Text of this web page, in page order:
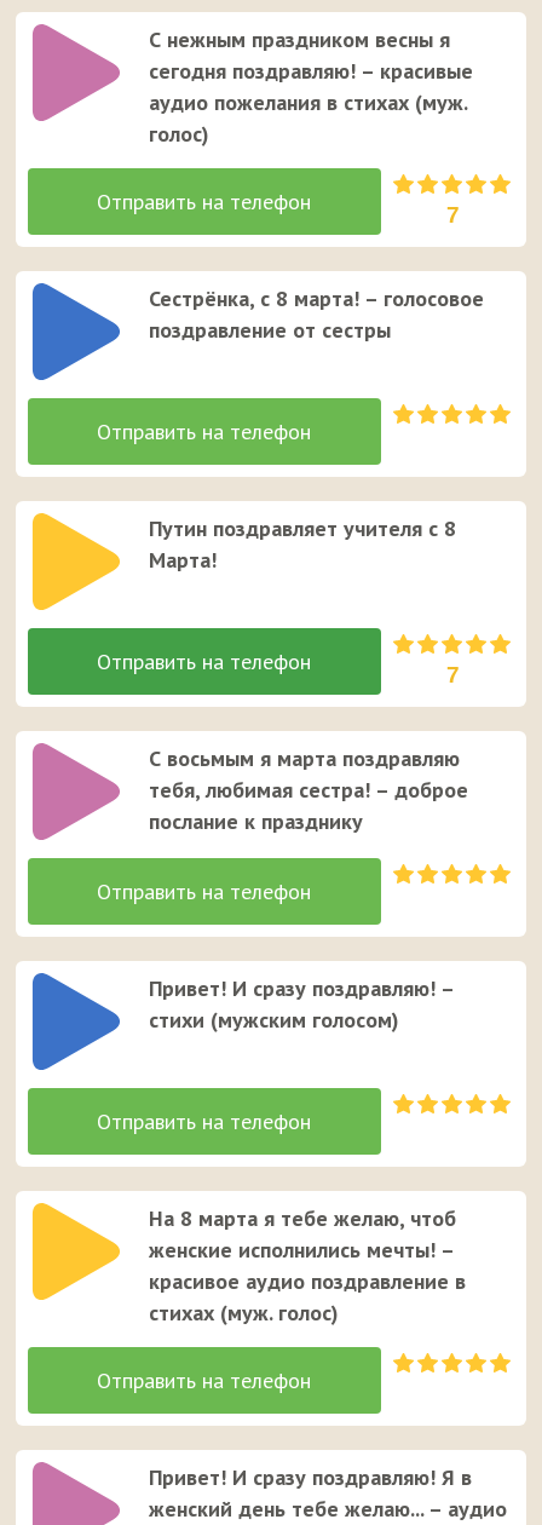
С нежным праздником весны я
сегодня поздравляю! – красивые
аудио пожелания в стихах (муж.
голос)
7
Сестрёнка, с 8 марта! – голосовое
поздравление от сестры
Путин поздравляет учителя с 8
Марта!
7
С восьмым я марта поздравляю
тебя, любимая сестра! – доброе
послание к празднику
Привет! И сразу поздравляю! –
стихи (мужским голосом)
На 8 марта я тебе желаю, чтоб
женские исполнились мечты! –
красивое аудио поздравление в
стихах (муж. голос)
Привет! И сразу поздравляю! Я в
женский день тебе желаю... – аудио